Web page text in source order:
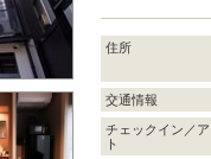
住所
交通情報
チェックイン／
ト